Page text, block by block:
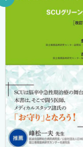
3．骨粗鬆症
4．止血剤の管理
6．精神疾患
第3章 脊椎手術の道
A ドリル
1．ドリルの構造と特
2．ドリルの使用法
B ノミ